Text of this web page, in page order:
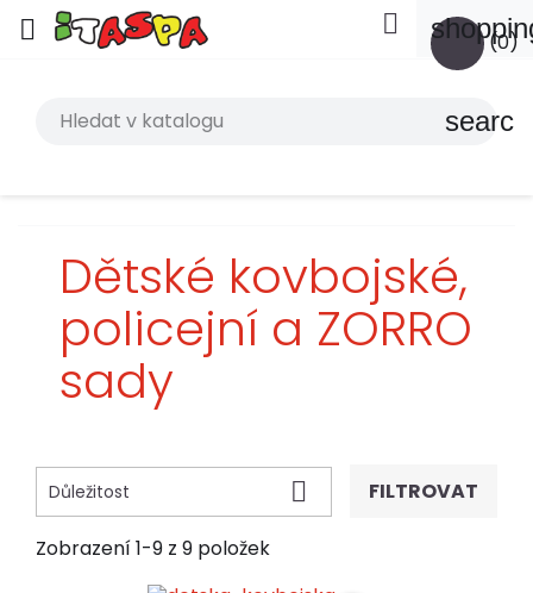
 (0)

search
Dětské kovbojské,
policejní a ZORRO
sady
Důležitost  FILTROVAT
Zobrazení 1-9 z 9 položek